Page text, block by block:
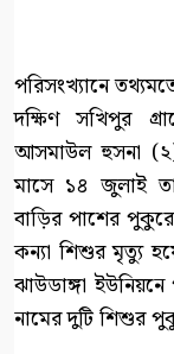
পরিসংখ্যানে
দক্ষিণ সখিপুর
আসমাউল হুসনা
মাসে ১৪ জুলাই
বাড়ির পাশের
কন্যা শিশুর মৃত্যু
ঝাউডাঙ্গা
নামের দুটি শিশুর